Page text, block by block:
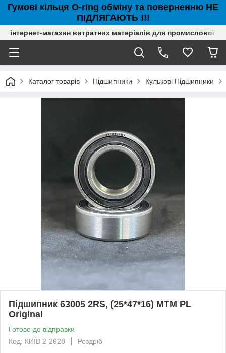
Гумові кільця O-ring обміну та поверненню НЕ
ПІДЛЯГАЮТЬ !!!
інтернет-магазин витратних матеріалів для промислової
Каталог товарів Підшипники Кулькові Підшипники
Підшипник 63005 2RS, (25*47*16) MTM PL
Original
Готово до відправки
Код: КИЇВ 2-2628
Роздріб